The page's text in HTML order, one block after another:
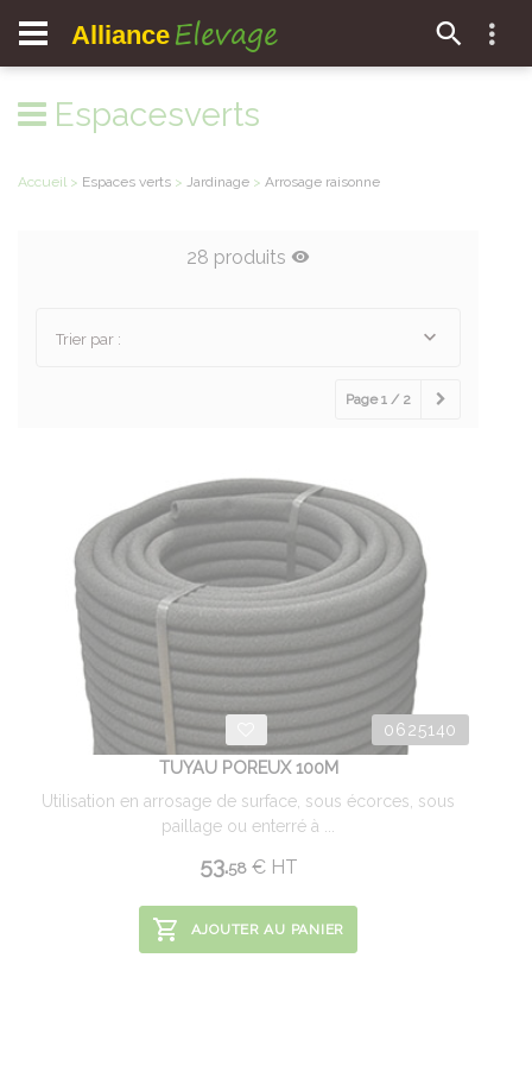
Alliance Elevage
Espacesverts
Accueil > Espaces verts > Jardinage > Arrosage raisonne
28 produits
Trier par :
Page 1 / 2
0625140
TUYAU POREUX 100M
Utilisation en arrosage de surface, sous écorces, sous
paillage ou enterré à ...
53.58 €HT
AJOUTER AU PANIER